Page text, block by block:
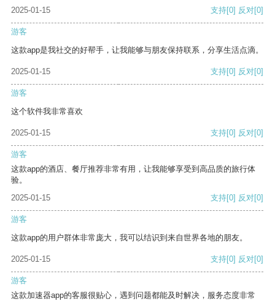
2025-01-15
支持[0] 反对[0]
游客
这款app是我社交的好帮手，让我能够与朋友保持联系，分享生活点滴。
2025-01-15 支持[0] 反对[0]
游客
这个软件我非常喜欢
2025-01-15 支持[0] 反对[0]
游客
这款app的酒店、餐厅推荐非常有用，让我能够享受到高品质的旅行体
验。
2025-01-15
支持[0] 反对[0]
游客
这款app的用户群体非常庞大，我可以结识到来自世界各地的朋友。
2025-01-15 支持[0] 反对[0]
游客
这款加速器app的客服很贴心，遇到问题都能及时解决，服务态度非常